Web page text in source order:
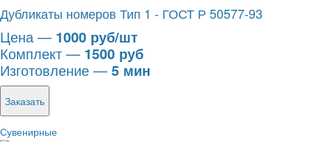
Дубликаты номеров Тип 1 - ГОСТ Р 50577-93
Цена — 1000 руб/шт
Комплект — 1500 руб
Изготовление — 5 мин
Заказать
Сувенирные